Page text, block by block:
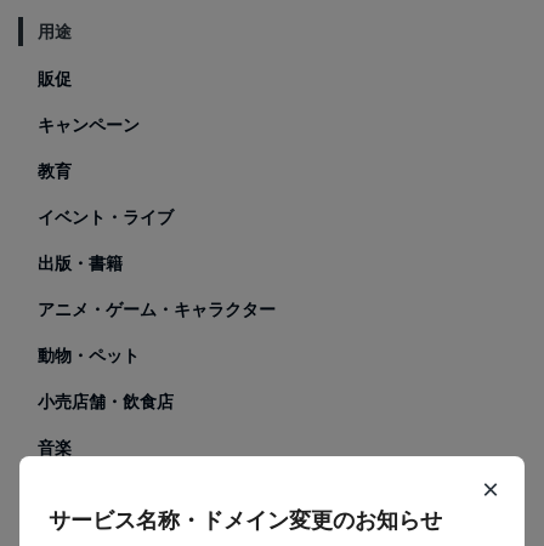
×
サービス名称・ドメイン変更のお知らせ
用途
販促
キャンペーン
教育
イベント・ライブ
出版・書籍
アニメ・ゲーム・キャラクター
動物・ペット
小売店舗・飲食店
音楽